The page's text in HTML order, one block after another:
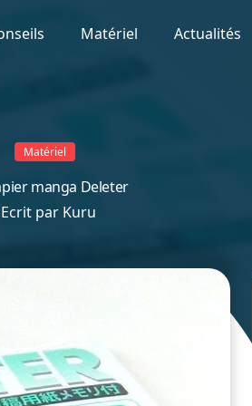
Matériel Actualités
Matériel
manga Deleter
Ecrit par Kuru